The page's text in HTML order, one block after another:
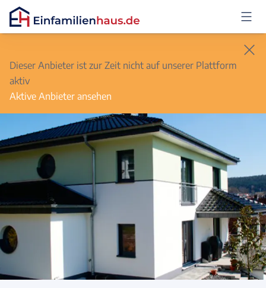
Dieser Anbieter ist zur Zeit nicht auf unserer Plattform
aktiv
Aktive Anbieter ansehen